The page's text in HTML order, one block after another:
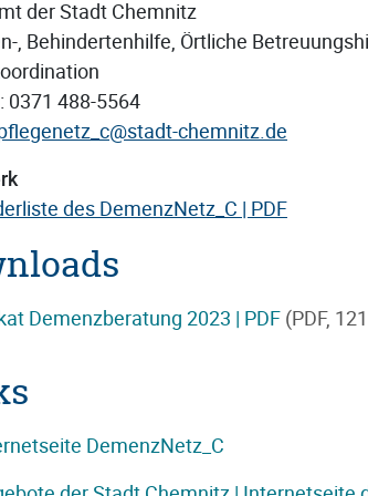
der Stadt Chemnitz
, Behindertenhilfe, Örtliche
0371 488-5564
chemnitz.de
des DemenzNetz_C | PDF
Demenzberatung 2023 | PDF (PDF,
DemenzNetz_C